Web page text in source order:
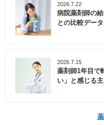
2026.7.22
病院薬剤師の
との比較デー
2026.7.15
薬剤師1年目で
い」と感じる